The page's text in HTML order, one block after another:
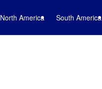
North America South America